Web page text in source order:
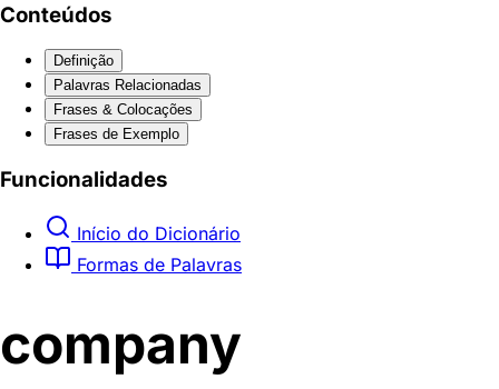
Conteúdos
Definição
Palavras Relacionadas
Frases & Colocações
Frases de Exemplo
Funcionalidades
Início do Dicionário
Formas de Palavras
company